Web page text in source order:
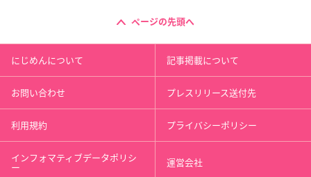
ページの先頭へ
にじめんについて 記事掲載について
お問い合わせ プレスリリース送付先
利用規約 プライバシーポリシー
インフォマティブデータポリシ
ー 運営会社